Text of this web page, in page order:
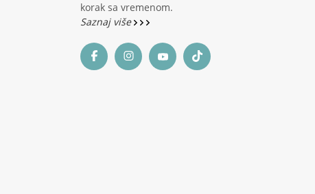
korak sa vremenom.
Saznaj više